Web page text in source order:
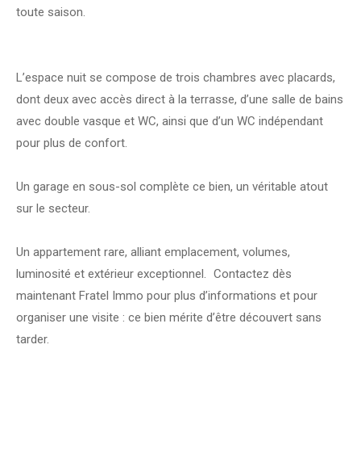
toute saison.
L’espace nuit se compose de trois chambres avec placards,
dont deux avec accès direct à la terrasse, d’une salle de bains
avec double vasque et WC, ainsi que d’un WC indépendant
pour plus de confort.
Un garage en sous-sol complète ce bien, un véritable atout
sur le secteur.
Un appartement rare, alliant emplacement, volumes,
luminosité et extérieur exceptionnel. Contactez dès
maintenant Fratel Immo pour plus d’informations et pour
organiser une visite : ce bien mérite d’être découvert sans
tarder.